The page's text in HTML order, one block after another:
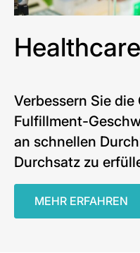
Healthcare
Verbessern Sie
Fulfillment-
an schnellen
Durchsatz zu
MEHR ERFAHREN